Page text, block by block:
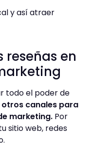
y así atraer
en
todo el poder de
otros canales para
marketing. Por
sitio web, redes